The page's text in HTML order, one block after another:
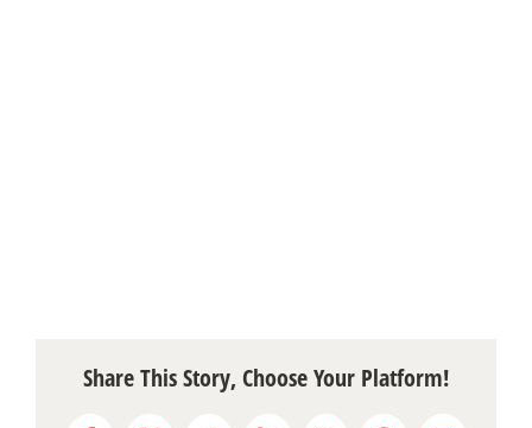
Share This Story, Choose Your Platform!